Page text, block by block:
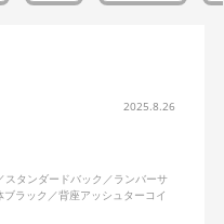
2025.8.26
タンダードバック／ランバーサ
ラック／背座アッシュターコイ